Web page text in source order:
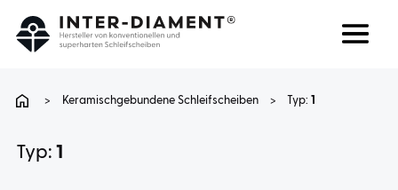
> Keramischgebundene Schleifscheiben > Typ:1
Typ: 1